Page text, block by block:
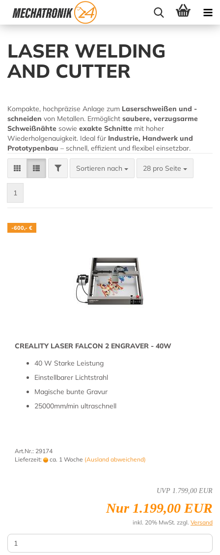
LASER WELDING
AND CUTTER
Kompakte, hochpräzise Anlage zum Laserschweißen und -
schneiden von Metallen. Ermöglicht saubere, verzugsarme
Schweißnähte sowie exakte Schnitte mit hoher
Wiederholgenauigkeit. Ideal für Industrie, Handwerk und
Prototypenbau – schnell, effizient und flexibel einsetzbar.
Sortieren nach 28 pro Seite
1
-600,- €
CREA­LI­TY LASER FAL­CON 2 EN­GRA­VER - 40W
40 W Star­ke Leis­tung
Ein­stell­ba­rer Licht­strahl
Ma­gi­sche bunte Gra­vur
25000mm/min ul­tra­schnell
Art.Nr.: 29174
Lieferzeit:
ca. 1 Woche (Ausland abweichend)
UVP 1.799,00 EUR
Nur 1.199,00 EUR
inkl. 20% MwSt. zzgl. Versand